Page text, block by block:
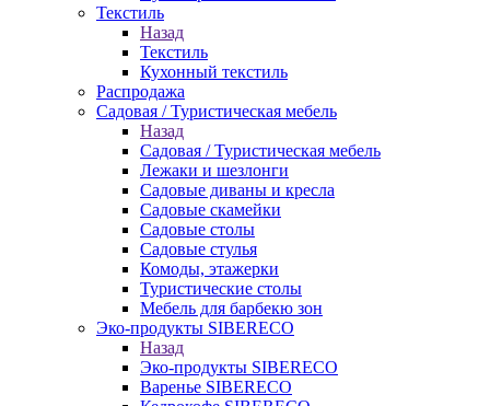
Текстиль
Назад
Текстиль
Кухонный текстиль
Распродажа
Садовая / Туристическая мебель
Назад
Садовая / Туристическая мебель
Лежаки и шезлонги
Садовые диваны и кресла
Садовые скамейки
Садовые столы
Садовые стулья
Комоды, этажерки
Туристические столы
Мебель для барбекю зон
Эко-продукты SIBERECO
Назад
Эко-продукты SIBERECO
Варенье SIBERECO